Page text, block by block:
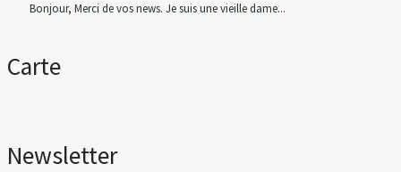
Bonjour, Merci de vos news. Je suis une vieille dame...
Carte
Newsletter